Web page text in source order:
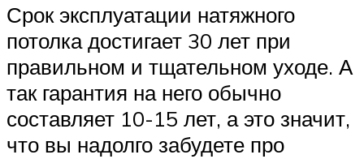
Срок эксплуатации натяжного
потолка достигает 30 лет при
правильном и тщательном уходе. А
так гарантия на него обычно
составляет 10-15 лет, а это значит,
что вы надолго забудете про